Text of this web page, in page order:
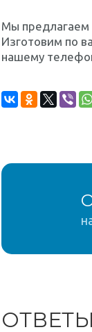
Мы предлагаем
Изготовим по
нашему